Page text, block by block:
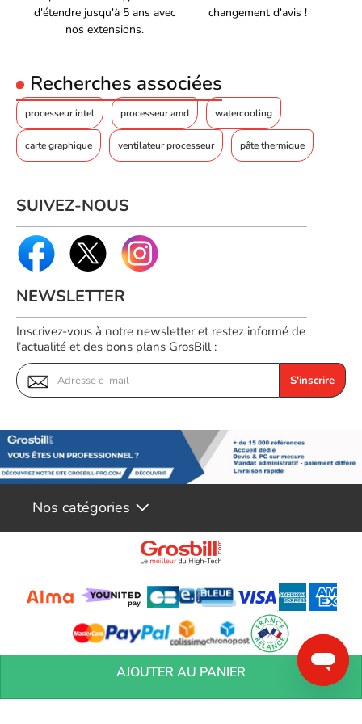
AJOUTER AU PANIER
100-000001084
d'étendre jusqu'à 5 ans avec
nos extensions.
changement d'avis !
Recherches associées
processeur intel processeur amd watercooling
carte graphique ventilateur processeur pâte thermique
SUIVEZ-NOUS
NEWSLETTER
Inscrivez-vous à notre newsletter et restez informé de
l’actualité et des bons plans GrosBill :
S'inscrire
Nos catégories
Conditions générales de réservation Conditions générales de vente
Mentions
Vos informations personnelles Préférences Cookies
Aide &